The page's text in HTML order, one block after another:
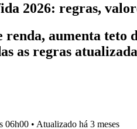
2026: regras,
aumenta teto
as regras
06h00 • Atualizado há 3 meses